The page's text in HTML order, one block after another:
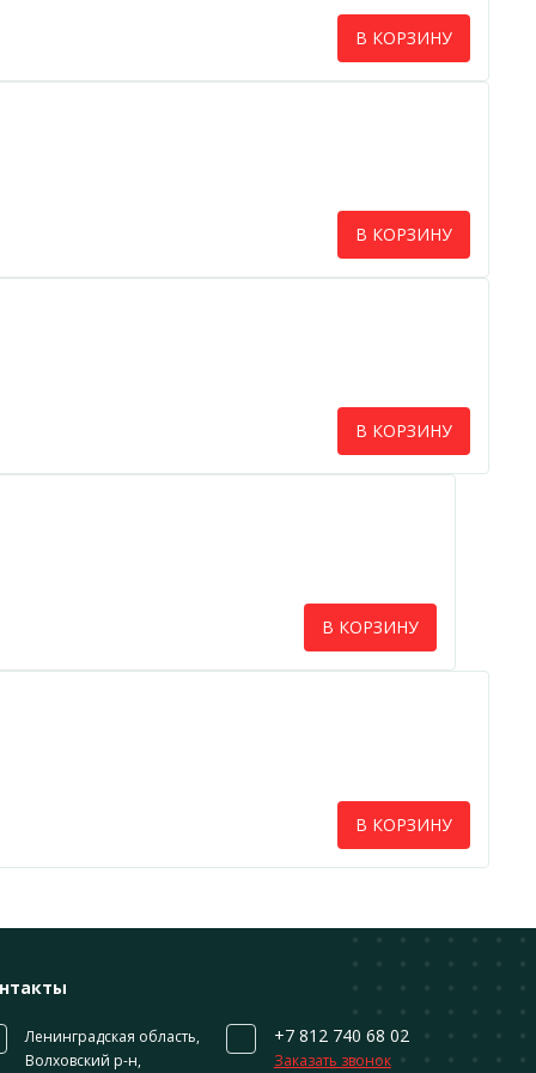
В КОРЗИНУ
В КОРЗИНУ
В КОРЗИНУ
В КОРЗИНУ
В КОРЗИНУ
Ленинградская область,
Волховский р-н,
+7 812 740 68 02
Заказать звонок